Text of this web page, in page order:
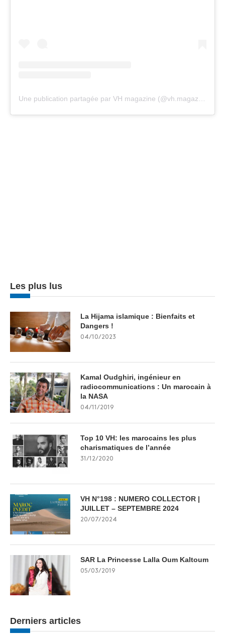
Les plus lus
La Hijama islamique : Bienfaits et
Dangers !
04/10/2023
Kamal Oudghiri, ingénieur en
radiocommunications : Un marocain à
la NASA
04/11/2019
Top 10 VH: les marocains les plus
charismatiques de l’année
31/12/2020
VH N°198 : NUMERO COLLECTOR |
JUILLET – SEPTEMBRE 2024
20/07/2024
SAR La Princesse Lalla Oum Kaltoum
05/03/2019
Derniers articles